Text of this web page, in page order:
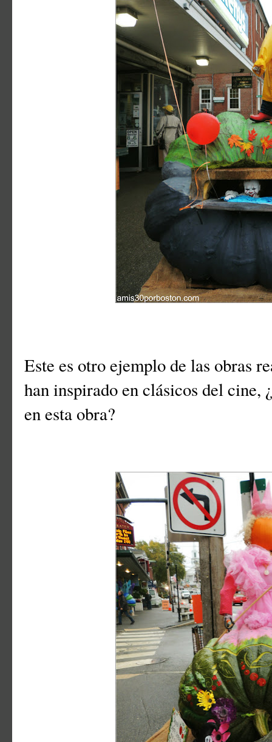
Este es otro ejemplo de las obras
han inspirado en clásicos del cine,
en esta obra?